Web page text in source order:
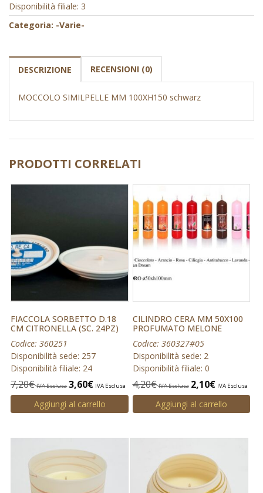
Disponibilità filiale: 3
Categoria: -Varie-
DESCRIZIONE RECENSIONI (0)
MOCCOLO SIMILPELLE MM 100XH150 schwarz
PRODOTTI CORRELATI
FIACCOLA SORBETTO D.18
CM CITRONELLA (SC. 24PZ)
Codice: 360251
Disponibilità sede: 257
Disponibilità filiale: 24
7,20€ IVA Esclusa 3,60€ IVA Esclusa
Aggiungi al carrello
CILINDRO CERA MM 50X100
PROFUMATO MELONE
Codice: 360327#05
Disponibilità sede: 2
Disponibilità filiale: 0
4,20€ IVA Esclusa 2,10€ IVA Esclusa
Aggiungi al carrello